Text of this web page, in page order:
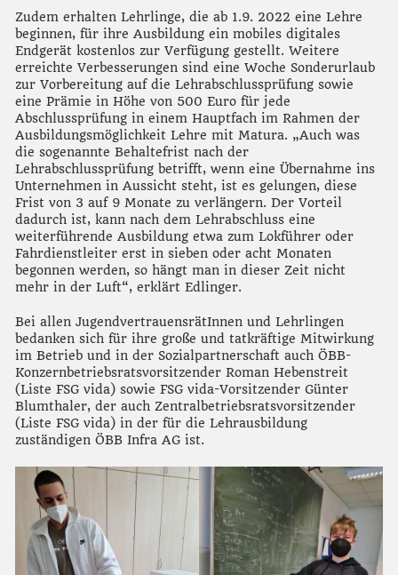
Zudem erhalten Lehrlinge, die ab 1.9. 2022 eine Lehre
beginnen, für ihre Ausbildung ein mobiles digitales
Endgerät kostenlos zur Verfügung gestellt. Weitere
erreichte Verbesserungen sind eine Woche Sonderurlaub
zur Vorbereitung auf die Lehrabschlussprüfung sowie
eine Prämie in Höhe von 500 Euro für jede
Abschlussprüfung in einem Hauptfach im Rahmen der
Ausbildungsmöglichkeit Lehre mit Matura. „Auch was
die sogenannte Behaltefrist nach der
Lehrabschlussprüfung betrifft, wenn eine Übernahme ins
Unternehmen in Aussicht steht, ist es gelungen, diese
Frist von 3 auf 9 Monate zu verlängern. Der Vorteil
dadurch ist, kann nach dem Lehrabschluss eine
weiterführende Ausbildung etwa zum Lokführer oder
Fahrdienstleiter erst in sieben oder acht Monaten
begonnen werden, so hängt man in dieser Zeit nicht
mehr in der Luft“, erklärt Edlinger.
Bei allen JugendvertrauensrätInnen und Lehrlingen
bedanken sich für ihre große und tatkräftige Mitwirkung
im Betrieb und in der Sozialpartnerschaft auch ÖBB-
Konzernbetriebsratsvorsitzender Roman Hebenstreit
(Liste FSG vida) sowie FSG vida-Vorsitzender Günter
Blumthaler, der auch Zentralbetriebsratsvorsitzender
(Liste FSG vida) in der für die Lehrausbildung
zuständigen ÖBB Infra AG ist.